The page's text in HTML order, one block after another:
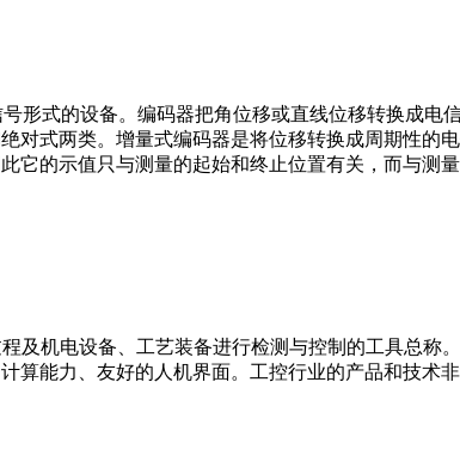
形式的设备。编码器把角位移或直线位移转换成电
对式两类。增量式编码器是将位移转换成周期性的
的示值只与测量的起始和终止位置有关，而与测量
及机电设备、工艺装备进行检测与控制的工具总称
算能力、友好的人机界面。工控行业的产品和技术